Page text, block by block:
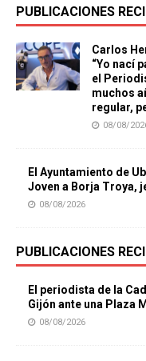
PUBLICACIONES
Carlos
“Yo nací
el
muchos
regular,
08/08/
El Ayuntamiento de
Joven a Borja Troya,
08/08/2026
PUBLICACIONES
El periodista de la
Gijón ante una Plaza
08/08/2026